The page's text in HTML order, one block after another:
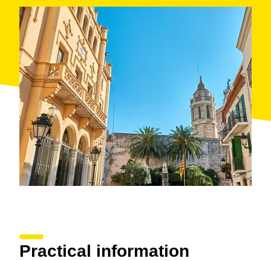
Practical information